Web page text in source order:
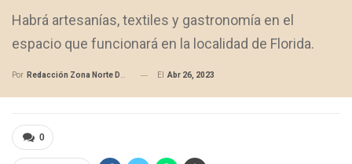
Habrá artesanías, textiles y gastronomía en el
espacio que funcionará en la localidad de Florida.
Por Redacción Zona Norte Daily El Abr 26, 2023
0